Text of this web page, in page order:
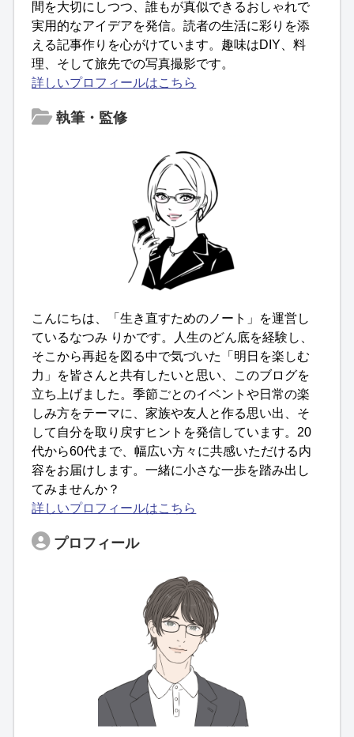
間を大切にしつつ、誰もが真似できるおしゃれで
実用的なアイデアを発信。読者の生活に彩りを添
える記事作りを心がけています。趣味はDIY、料
理、そして旅先での写真撮影です。
詳しいプロフィールはこちら
執筆・監修
こんにちは、「生き直すためのノート」を運営し
ているなつみ りかです。人生のどん底を経験し、
そこから再起を図る中で気づいた「明日を楽しむ
力」を皆さんと共有したいと思い、このブログを
立ち上げました。季節ごとのイベントや日常の楽
しみ方をテーマに、家族や友人と作る思い出、そ
して自分を取り戻すヒントを発信しています。20
代から60代まで、幅広い方々に共感いただける内
容をお届けします。一緒に小さな一歩を踏み出し
てみませんか？
詳しいプロフィールはこちら
プロフィール